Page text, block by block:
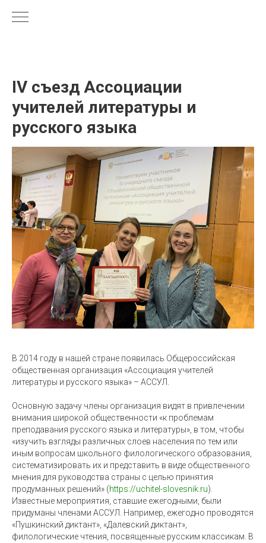
IV съезд Ассоциации
учителей литературы и
русского языка
В 2014 году в нашей стране появилась Общероссийская
общественная организация «Ассоциация учителей
литературы и русского языка» – АССУЛ.
Основную задачу члены организация видят в привлечении
внимания широкой общественности «к проблемам
преподавания русского языка и литературы», в том, чтобы
«изучить взгляды различных слоев населения по тем или
иным вопросам школьного филологического образования,
систематизировать их и представить в виде общественного
мнения для руководства страны с целью принятия
продуманных решений» (https://uchitel-slovesnik.ru).
Известные мероприятия, ставшие ежегодными, были
придуманы членами АССУЛ. Например, ежегодно проводятся
«Пушкинский диктант», «Далевский диктант»,
филологические чтения, посвященные русским классикам. В